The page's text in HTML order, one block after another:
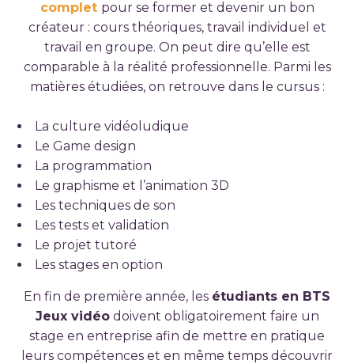
complet pour se former et devenir un bon
créateur : cours théoriques, travail individuel et
travail en groupe. On peut dire qu’elle est
comparable à la réalité professionnelle. Parmi les
matières étudiées, on retrouve dans le cursus :
La culture vidéoludique
Le Game design
La programmation
Le graphisme et l’animation 3D
Les techniques de son
Les tests et validation
Le projet tutoré
Les stages en option
En fin de première année, les étudiants en BTS
Jeux vidéodoivent obligatoirement faire un
stage en entreprise afin de mettre en pratique
leurs compétences et en même temps découvrir